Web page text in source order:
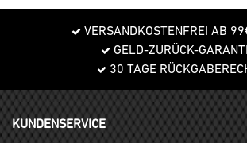
VERSANDKOSTENFREI AB
GELD-ZURÜCK-
30 TAGE
KUNDENSERVICE